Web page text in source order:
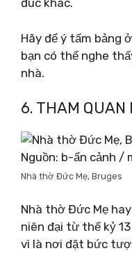
đúc khác.
Hãy để ý tấm bảng
bạn có thể nghe
nhà.
6. THAM
Nguồn: b-ẩn cảnh /
Nhà thờ Đức Mẹ, Bruges
Nhà thờ Đức Mẹ
niên đại từ thế kỷ
vì là nơi đặt bức